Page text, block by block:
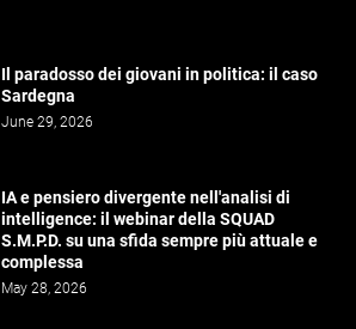
Il paradosso dei giovani in politica: il caso
Sardegna
June 29, 2026
IA e pensiero divergente nell'analisi di
intelligence: il webinar della SQUAD
S.M.P.D. su una sfida sempre più attuale e
complessa
May 28, 2026